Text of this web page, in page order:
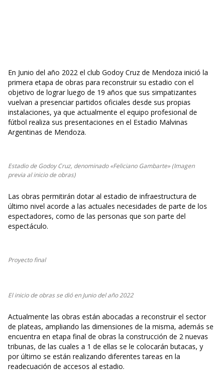
En Junio del año 2022 el club Godoy Cruz de Mendoza inició la
primera etapa de obras para reconstruir su estadio con el
objetivo de lograr luego de 19 años que sus simpatizantes
vuelvan a presenciar partidos oficiales desde sus propias
instalaciones, ya que actualmente el equipo profesional de
fútbol realiza sus presentaciones en el Estadio Malvinas
Argentinas de Mendoza.
Estadio de Godoy Cruz, denominado «Feliciano Gambarte» (Imagen
previa al inicio de obras)
Las obras permitirán dotar al estadio de infraestructura de
último nivel acorde a las actuales necesidades de parte de los
espectadores, como de las personas que son parte del
espectáculo.
Proyecto final
El inicio de obras se dió en Junio del año 2022
Actualmente las obras están abocadas a reconstruir el sector
de plateas, ampliando las dimensiones de la misma, además se
encuentra en etapa final de obras la construcción de 2 nuevas
tribunas, de las cuales a 1 de ellas se le colocarán butacas, y
por último se están realizando diferentes tareas en la
readecuación de accesos al estadio.